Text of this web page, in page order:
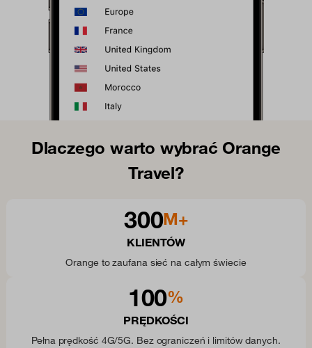
Dlaczego warto wybrać Orange
Travel?
300M+
KLIENTÓW
Orange to zaufana sieć na całym świecie
100%
PRĘDKOŚCI
Pełna prędkość 4G/5G. Bez ograniczeń i limitów danych.